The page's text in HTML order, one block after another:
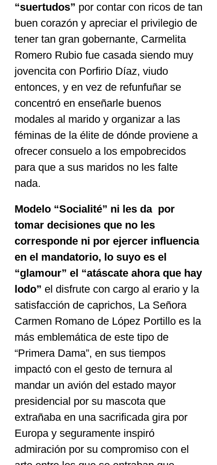
“suertudos” por contar con ricos de tan
buen corazón y apreciar el privilegio de
tener tan gran gobernante, Carmelita
Romero Rubio fue casada siendo muy
jovencita con Porfirio Díaz, viudo
entonces, y en vez de refunfuñar se
concentró en enseñarle buenos
modales al marido y organizar a las
féminas de la élite de dónde proviene a
ofrecer consuelo a los empobrecidos
para que a sus maridos no les falte
nada.
Modelo “Socialité” ni les da por
tomar decisiones que no les
corresponde ni por ejercer influencia
en el mandatorio, lo suyo es el
“glamour” el “atáscate ahora que hay
lodo” el disfrute con cargo al erario y la
satisfacción de caprichos, La Señora
Carmen Romano de López Portillo es la
más emblemática de este tipo de
“Primera Dama”, en sus tiempos
impactó con el gesto de ternura al
mandar un avión del estado mayor
presidencial por su mascota que
extrañaba en una sacrificada gira por
Europa y seguramente inspiró
admiración por su compromiso con el